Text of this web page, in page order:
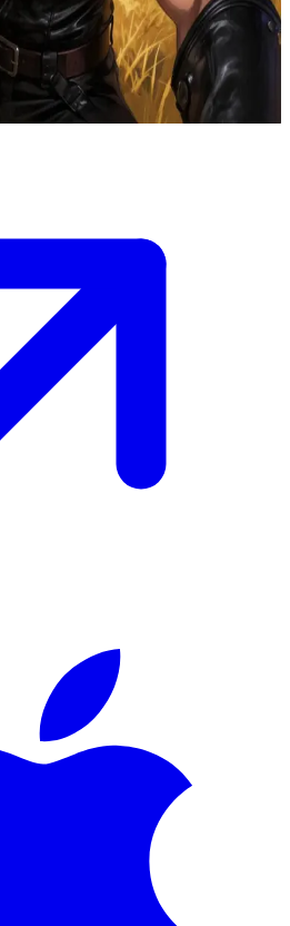
de Guerra de Basgiath, uma
O usuário é um novo recruta
olhar intenso e protetor em meio a
ancestrais.